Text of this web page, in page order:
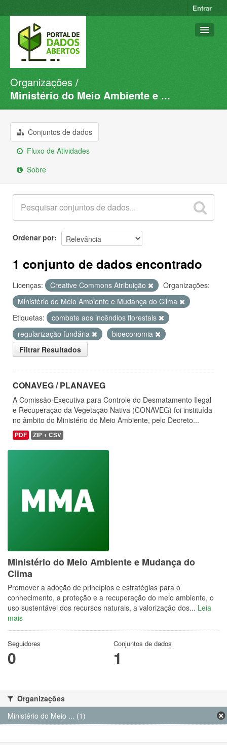
Entrar
Conjuntos de dados
Organizações
Sobre
Organizações
Ministério do Meio Ambiente e ...
Conjuntos de dados
Fluxo de Atividades
Sobre
Ordenar por
1 conjunto de dados encontrado
Licenças: Creative Commons Atribuição
Organizações:
Ministério do Meio Ambiente e Mudança do Clima
Etiquetas:
combate aos incêndios florestais
regularização fundária
bioeconomia
Filtrar Resultados
CONAVEG / PLANAVEG
A Comissão-Executiva para Controle do Desmatamento Ilegal
e Recuperação da Vegetação Nativa (CONAVEG) foi instituída
no âmbito do Ministério do Meio Ambiente, pelo Decreto...
PDF ZIP + CSV
Ministério do Meio Ambiente e Mudança do
Clima
Promover a adoção de princípios e estratégias para o
conhecimento, a proteção e a recuperação do meio ambiente, o
uso sustentável dos recursos naturais, a valorização dos... Leia
mais
Seguidores
0
Conjuntos de dados
1
Organizações
Ministério do Meio ... (1)